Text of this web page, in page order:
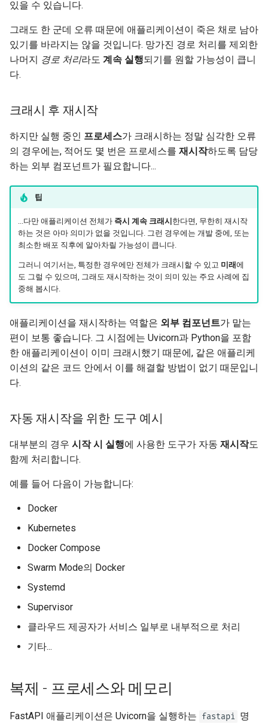
있을 수 있습니다. 💥
그래도 한 군데 오류 때문에 애플리케이션이 죽은 채로 남아
있기를 바라지는 않을 것입니다. 망가진 경로 처리를 제외한
나머지 경로 처리라도 계속 실행되기를 원할 가능성이 큽니
다.
크래시 후 재시작
하지만 실행 중인 프로세스가 크래시하는 정말 심각한 오류
의 경우에는, 적어도 몇 번은 프로세스를 재시작하도록 담당
하는 외부 컴포넌트가 필요합니다...
팁
...다만 애플리케이션 전체가 즉시 계속 크래시 한다면, 무한히 재시작
하는 것은 아마 의미가 없을 것입니다. 그런 경우에는 개발 중에, 또는
최소한 배포 직후에 알아차릴 가능성이 큽니다.
그러니 여기서는, 특정한 경우에만 전체가 크래시할 수 있고 미래에
도 그럴 수 있으며, 그래도 재시작하는 것이 의미 있는 주요 사례에 집
중해 봅시다.
애플리케이션을 재시작하는 역할은 외부 컴포넌트가 맡는
편이 보통 좋습니다. 그 시점에는 Uvicorn과 Python을 포함
한 애플리케이션이 이미 크래시했기 때문에, 같은 애플리케
이션의 같은 코드 안에서 이를 해결할 방법이 없기 때문입니
다.
자동 재시작을 위한 도구 예시
대부분의 경우 시작 시 실행에 사용한 도구가 자동 재시작도
함께 처리합니다.
예를 들어 다음이 가능합니다:
Docker
Kubernetes
Docker Compose
Swarm Mode의 Docker
Systemd
Supervisor
클라우드 제공자가 서비스 일부로 내부적으로 처리
기타...
복제 - 프로세스와 메모리
FastAPI 애플리케이션은 Uvicorn을 실행하는 fastapi 명